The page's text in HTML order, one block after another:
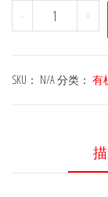
-
M7161
——
bis(3-
+
SKU： N/A分类： 有